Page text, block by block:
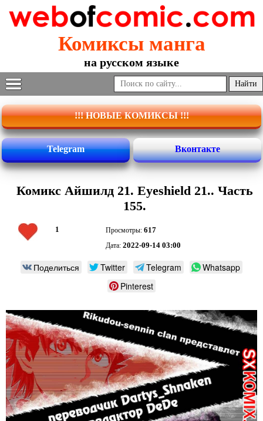
Комиксы манга
на русском языке
!!! НОВЫЕ КОМИКСЫ !!!
Telegram Вконтакте
Комикс Айшилд 21. Eyeshield 21.. Часть
155.
1 Просмотры: 617
Дата: 2022-09-14 03:00
Поделиться Twitter Telegram
Whatsapp
Pinterest